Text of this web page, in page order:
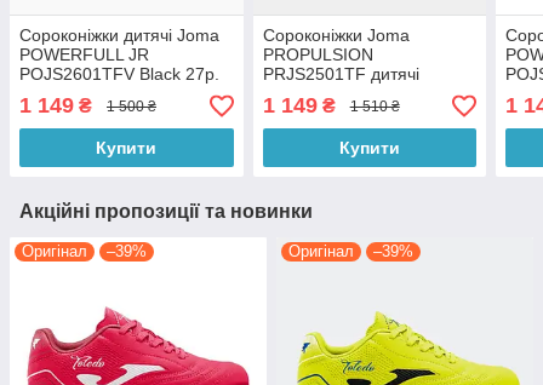
Сороконіжки дитячі Joma
POWERFULL JR
POJS2601TFV Black 27р.
1 149 ₴ 1 500 ₴
Купити
Сороконіжки Joma
PROPULSION
PRJS2501TF дитячі
1 149₴ 1 510 ₴
Купити
1
Акційні пропозиції та новинки
Оригінал –39% Оригінал –39%